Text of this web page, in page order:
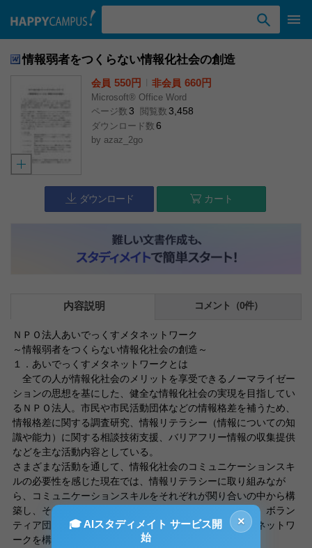
情報弱者をつくらない情報化社会の創造
会員 550円 非会員 660円
Microsoft® Office Word
ページ数 3 閲覧数 3,458
ダウンロード数 6
by azaz_2go
ダウンロード カート
内容説明 コメント（0件）
ＮＰＯ法人あいでっくすメタネットワーク
～情報弱者をつくらない情報化社会の創造～
１．あいでっくすメタネットワークとは
全ての人が情報化社会のメリットを享受できるノーマライゼー
ションの思想を基にした、健全な情報化社会の実現を目指してい
るＮＰＯ法人。市民や市民活動団体などの情報格差を補うため、
情報格差に関する調査研究、情報リテラシー（情報についての知
識や能力）に関する相談技術支援、バリアフリー情報の収集提供
などを主な活動内容としている。
さまざまな活動を通して、情報化社会のコミュニケーションスキ
ルの必要性を感じた現在では、情報リテラシーに取り組みなが
ら、コミュニケーションスキルをそれぞれが関り合いの中から構
築し、それを共有の財産とするべく活動中である。また、ボラン
ティア団体、サークル他さまざまな市民団体・個人とのネットワ
ークを構築中。
×
🎓 AIスタディメイト サービス開
始